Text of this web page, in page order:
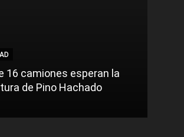
16 camiones esperan la
de Pino Hachado